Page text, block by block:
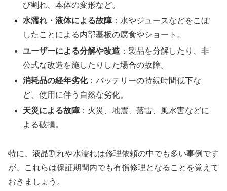
び割れ、本体の変形など。
水濡れ・液体による故障 ：水やジュースなどをこぼ
したことによる内部基板の腐食やショート。
ユーザーによる分解や改造 ：製品を分解したり、非
公式な改造を施したりした場合の故障。
消耗品の経年劣化：バッテリーの持続時間低下な
ど、使用に伴う自然な劣化。
天災による故障 ：火災、地震、落雷、風水害などに
よる破損。
特に、液晶割れや水濡れは修理依頼の中でも多い事例です
が、これらは保証期間内でも有償修理となることを覚えて
おきましょう。